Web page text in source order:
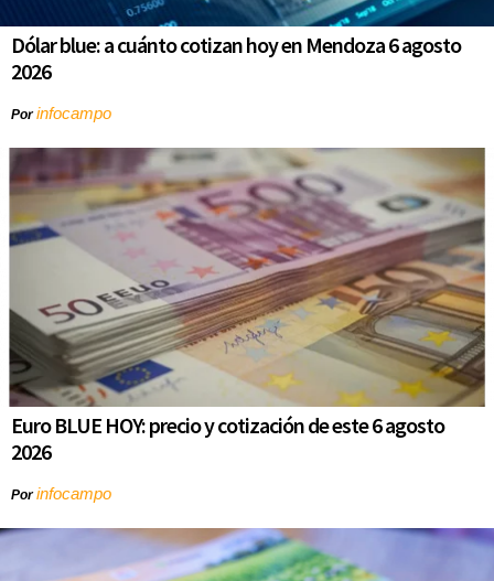
Dólar blue: a cuánto cotizan hoy en Mendoza 6 agosto
2026
Porinfocampo
Euro BLUE HOY: precio y cotización de este 6 agosto
2026
Porinfocampo